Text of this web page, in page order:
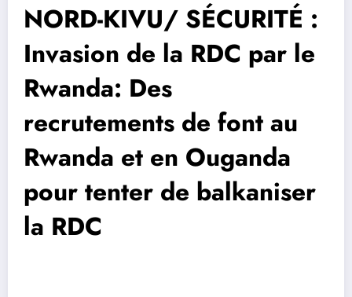
NORD-KIVU/ SÉCURITÉ :
Invasion de la RDC par le
Rwanda: Des
recrutements de font au
Rwanda et en Ouganda
pour tenter de balkaniser
la RDC